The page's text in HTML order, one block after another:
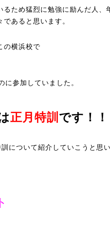
ため猛烈に勉強に励んだ人、
あると思います。
の横浜校で
に参加していました。
正月特訓 です！！
について紹介していこうと思い